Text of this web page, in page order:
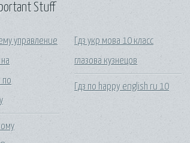
Stuff
управление
по
Гдз укр мова 10 класс
глазова кузнецов
Гдз по happy english ru 10